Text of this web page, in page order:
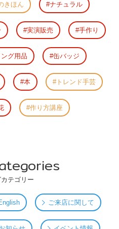
きほん ナチュラル
実演販売 手作り
グ用品 缶バッジ
本 トレンド手芸
作り方講座
テゴリー
ご来店に関して